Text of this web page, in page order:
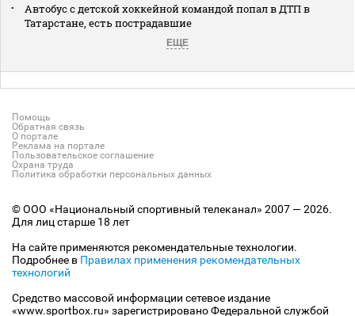
Автобус с детской хоккейной командой попал в ДТП в
Татарстане, есть пострадавшие
ЕЩЕ
Помощь
Обратная связь
О портале
Реклама на портале
Пользовательское соглашение
Охрана труда
Политика обработки персональных данных
© ООО «Национальный спортивный телеканал» 2007 — 2026.
Для лиц старше 18 лет
На сайте применяются рекомендательные технологии.
Подробнее в Правилах применения рекомендательных
технологий
Средство массовой информации сетевое издание
«www.sportbox.ru» зарегистрировано Федеральной службой